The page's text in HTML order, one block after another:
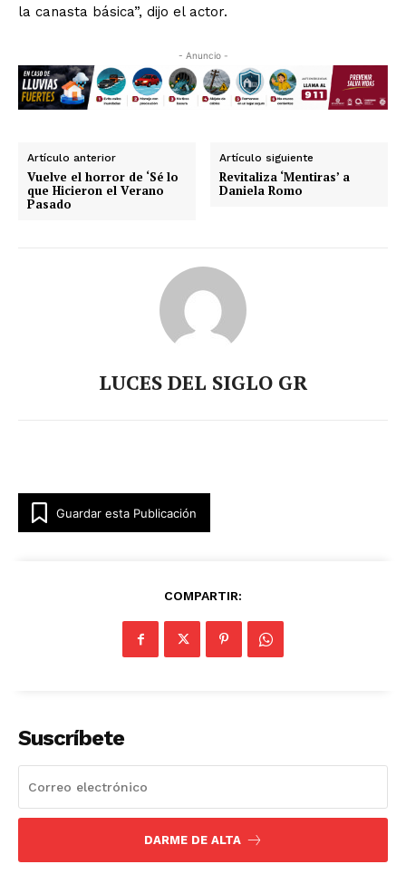
la canasta básica”, dijo el actor.
- Anuncio -
Artículo anterior
Vuelve el horror de ‘Sé lo
que Hicieron el Verano
Pasado
Artículo siguiente
Revitaliza ‘Mentiras’ a
Daniela Romo
LUCES DEL SIGLO GR
Guardar esta Publicación
COMPARTIR:
Suscríbete
DARME DE ALTA